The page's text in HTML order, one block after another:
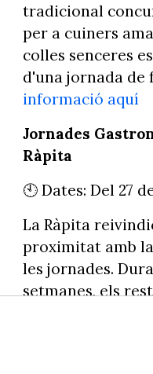
tradicional
per a cuiners
colles senceres
d'una jornada de
informació aquí
Jornades
Ràpita
🕙 Dates: Del 27
La Ràpita
proximitat amb
les jornades.
setmanes, els